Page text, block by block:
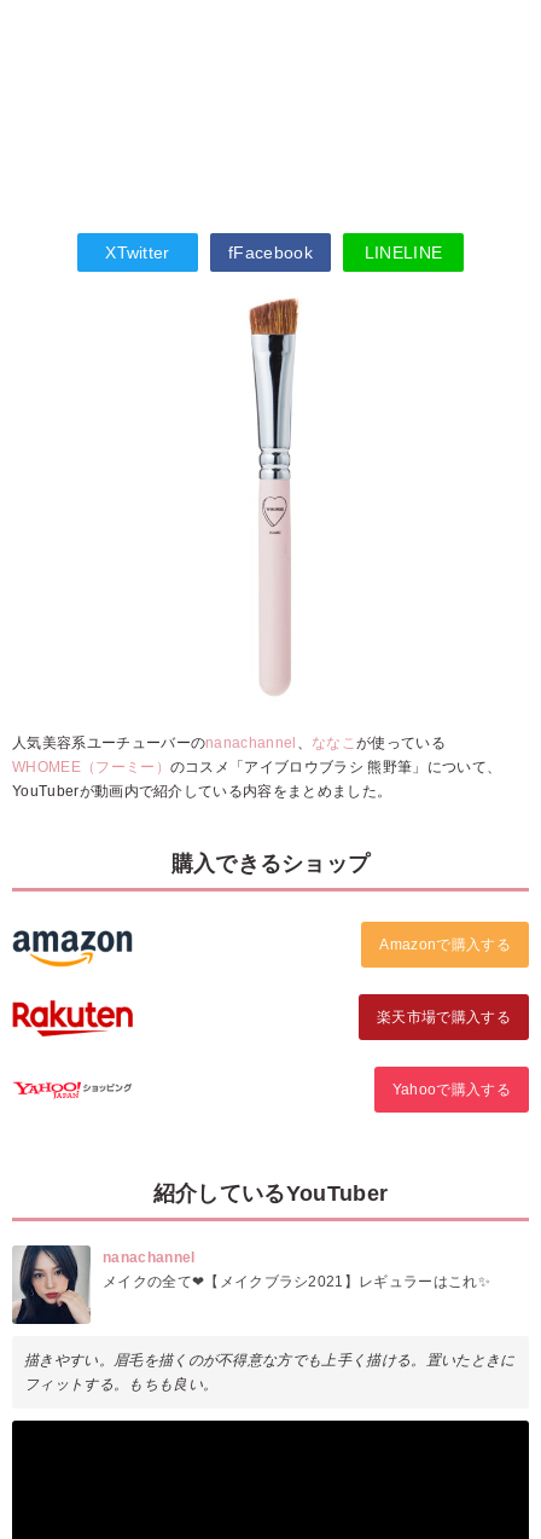
XTwitter fFacebook LINELINE
人気美容系ユーチューバーのnanachannel 、 ななこ が使っている
WHOMEE（フーミー） のコスメ「アイブロウブラシ 熊野筆」について、
YouTuberが動画内で紹介している内容をまとめました。
購入できるショップ
Amazonで購入する
楽天市場で購入する
Yahooで購入する
紹介しているYouTuber
nanachannel
メイクの全て❤【メイクブラシ2021】レギュラーはこれ✨
描きやすい。眉毛を描くのが不得意な方でも上手く描ける。置いたときに
フィットする。もちも良い。